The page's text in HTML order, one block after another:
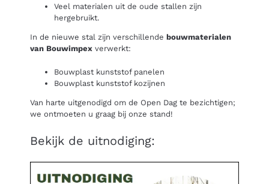
Veel materialen uit de oude stallen zijn
hergebruikt.
In de nieuwe stal zijn verschillende bouwmaterialen
van Bouwimpexverwerkt:
Bouwplast kunststof panelen
Bouwplast kunststof kozijnen
Van harte uitgenodigd om de Open Dag te bezichtigen;
we ontmoeten u graag bij onze stand!
Bekijk de uitnodiging: